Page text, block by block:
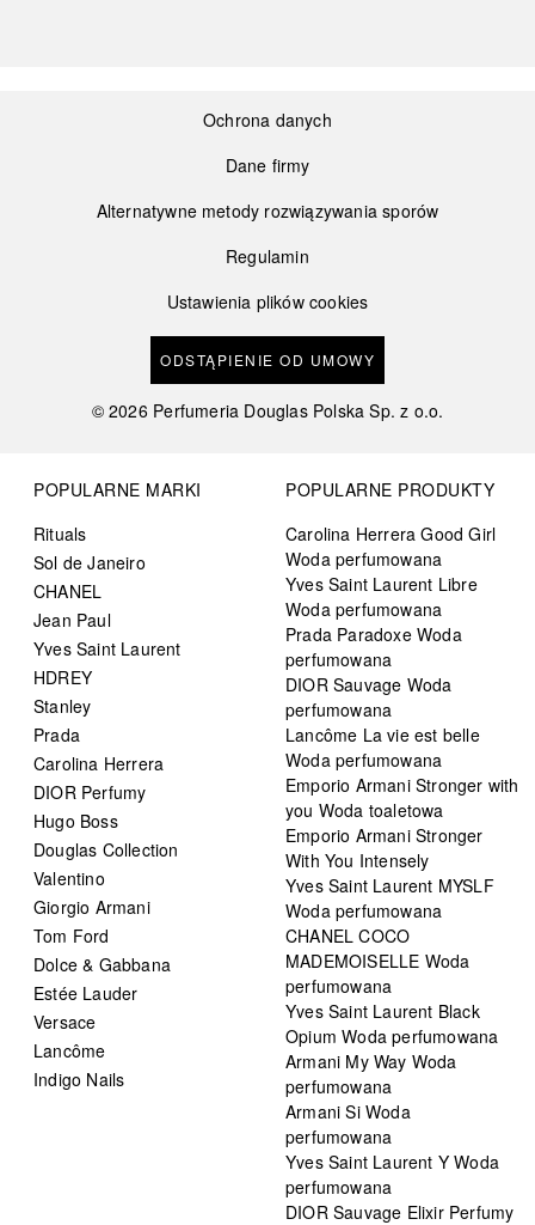
Ochrona danych
Dane firmy
Alternatywne metody rozwiązywania sporów
Regulamin
Ustawienia plików cookies
ODSTĄPIENIE OD UMOWY
©2026 Perfumeria Douglas Polska Sp. z o.o.
POPULARNE MARKI
Rituals
Sol de Janeiro
CHANEL
Jean Paul
Yves Saint Laurent
HDREY
Stanley
Prada
Carolina Herrera
DIOR Perfumy
Hugo Boss
Douglas Collection
Valentino
Giorgio Armani
Tom Ford
Dolce & Gabbana
Estée Lauder
Versace
Lancôme
Indigo Nails
POPULARNE PRODUKTY
Carolina Herrera Good Girl
Woda perfumowana
Yves Saint Laurent Libre
Woda perfumowana
Prada Paradoxe Woda
perfumowana
DIOR Sauvage Woda
perfumowana
Lancôme La vie est belle
Woda perfumowana
Emporio Armani Stronger with
you Woda toaletowa
Emporio Armani Stronger
With You Intensely
Yves Saint Laurent MYSLF
Woda perfumowana
CHANEL COCO
MADEMOISELLE Woda
perfumowana
Yves Saint Laurent Black
Opium Woda perfumowana
Armani My Way Woda
perfumowana
Armani Si Woda
perfumowana
Yves Saint Laurent Y Woda
perfumowana
DIOR Sauvage Elixir Perfumy